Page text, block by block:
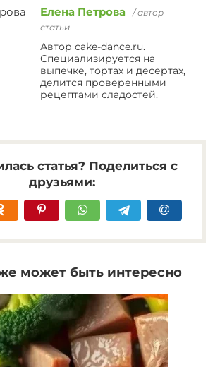
Елена Петрова
/ автор
статьи
Автор cake-dance.ru.
Специализируется на
выпечке, тортах и десертах,
делится проверенными
рецептами сладостей.
статья? Поделиться с
друзьями:
может быть интересно